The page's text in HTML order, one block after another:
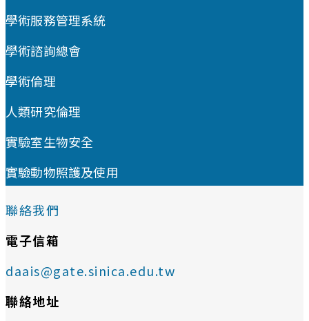
學術服務管理系統
學術諮詢總會
學術倫理
人類研究倫理
實驗室生物安全
實驗動物照護及使用
聯絡我們
電子信箱
daais@gate.sinica.edu.tw
聯絡地址